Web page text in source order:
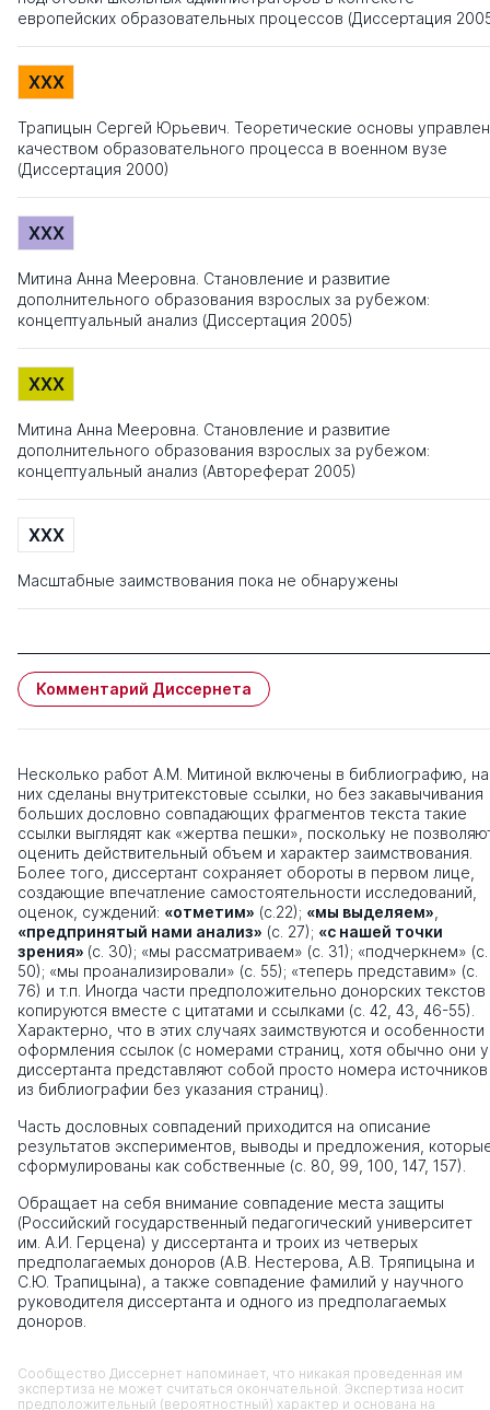
европейских образовательных процессов (Диссертация
XXX
Трапицын Сергей Юрьевич. Теоретические основы
качеством образовательного процесса в военном вузе
(Диссертация 2000)
XXX
Митина Анна Мееровна. Становление и развитие
дополнительного образования взрослых за рубежом:
концептуальный анализ (Диссертация 2005)
XXX
Митина Анна Мееровна. Становление и развитие
дополнительного образования взрослых за рубежом:
концептуальный анализ (Автореферат 2005)
XXX
Масштабные заимствования пока не обнаружены
Комментарий Диссернета
Несколько работ А.М. Митиной включены в библиографию, на
них сделаны внутритекстовые ссылки, но без закавычивания
больших дословно совпадающих фрагментов текста такие
ссылки выглядят как «жертва пешки», поскольку не
оценить действительный объем и характер заимствования.
Более того, диссертант сохраняет обороты в первом лице,
создающие впечатление самостоятельности исследований,
оценок, суждений: «отметим» (с.22); «мы выделяем»
«предпринятый нами анализ» (с. 27); «с нашей точки
зрения» (с. 30); «мы рассматриваем» (с. 31); «подчеркнем» (с.
50); «мы проанализировали» (с. 55); «теперь представим» (с.
76) и т.п. Иногда части предположительно донорских текстов
копируются вместе с цитатами и ссылками (с. 42, 43, 46-55).
Характерно, что в этих случаях заимствуются и особенности
оформления ссылок (с номерами страниц, хотя обычно они у
диссертанта представляют собой просто номера источников
из библиографии без указания страниц).
Часть дословных совпадений приходится на описание
результатов экспериментов, выводы и предложения,
сформулированы как собственные (с. 80, 99, 100, 147, 157).
Обращает на себя внимание совпадение места защиты
(Российский государственный педагогический университет
им. А.И. Герцена) у диссертанта и троих из четверых
предполагаемых доноров (А.В. Нестерова, А.В. Тряпицына и
С.Ю. Трапицына), а также совпадение фамилий у научного
руководителя диссертанта и одного из предполагаемых
доноров.
Сообщество Диссернет напоминает, что никакая проведенная им
экспертиза не может считаться окончательной. Экспертиза носит
предположительный (вероятностный) характер и основана на